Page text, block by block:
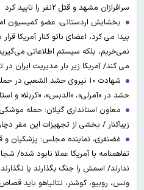
سرافرازان مشهد و قتل ۲نفر را تایید کرد
بخشایش اردستانی، عضو کمیسیون
پیدا می کرد، اعضای ناتو کنار آمریکا
نمی‌خریم، بلکه سیستم اطلاعاتی
می کند/ آمریکا زیر بار مدیریت ایران
شهادت ۱۰ نیروی حشد الشعبی
حشد در »آمرلی»، «الدبس»، «کربلا« و
معاون استانداری گیلان: حمله موشکی
زیباکنار / بخشی از تجهیزات این مقر
غضنفری، نماینده مجلس: پزشکیان و
تفاهمنامه با آمریکا عملا نابود شده/
ندارند/ اسمش را جنگ بگذارند یا
ونس، روبیو، کوشنر، نتانیاهو باید